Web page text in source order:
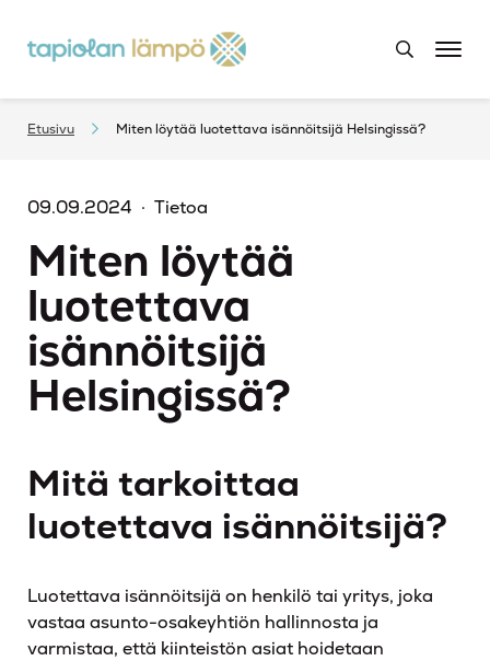
Etusivu Miten löytää luotettava isännöitsijä Helsingissä?
09.09.2024 Tietoa
Miten löytää
luotettava
isännöitsijä
Helsingissä?
Mitä tarkoittaa
luotettava isännöitsijä?
Luotettava isännöitsijä on henkilö tai yritys, joka
vastaa asunto-osakeyhtiön hallinnosta ja
varmistaa, että kiinteistön asiat hoidetaan